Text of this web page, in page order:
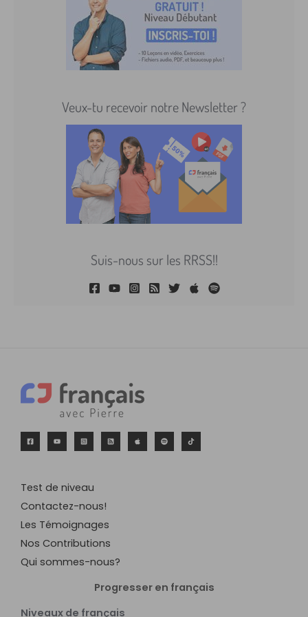
Veux-tu recevoir notre Newsletter ?
Suis-nous sur les RRSS!!
Test de niveau
Contactez-nous!
Les Témoignages
Nos Contributions
Qui sommes-nous?
Progresser en français
Niveaux de français